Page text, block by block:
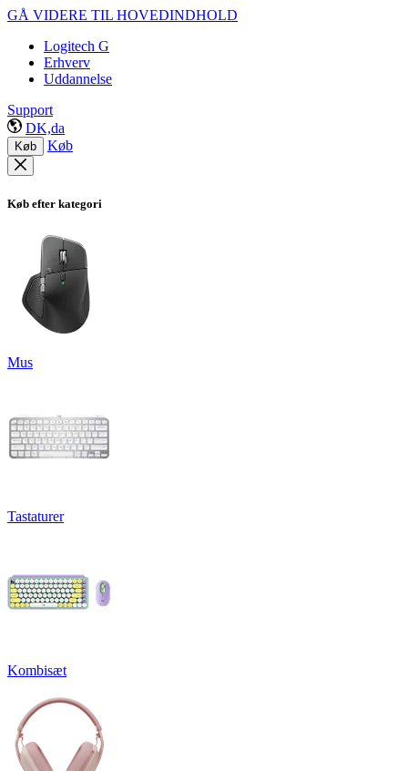
GÅ VIDERE TIL HOVEDINDHOLD
Logitech G
Erhverv
Uddannelse
Support
DK,da
Køb Køb
Køb efter kategori
Mus
Tastaturer
Kombisæt